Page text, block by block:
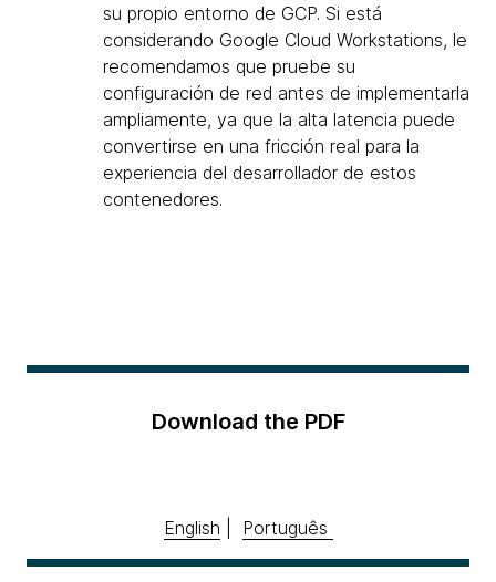
su propio entorno de GCP. Si está
considerando Google Cloud Workstations, le
recomendamos que pruebe su
configuración de red antes de implementarla
ampliamente, ya que la alta latencia puede
convertirse en una fricción real para la
experiencia del desarrollador de estos
contenedores.
Download the PDF
English Português